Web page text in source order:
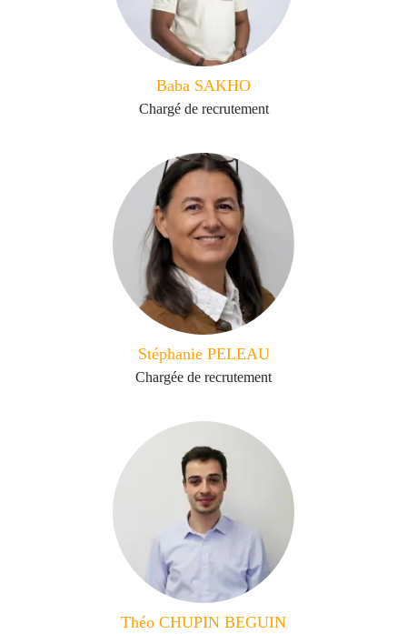
Baba SAKHO
Chargé de recrutement
Stéphanie PELEAU
Chargée de recrutement
Théo CHUPIN BEGUIN